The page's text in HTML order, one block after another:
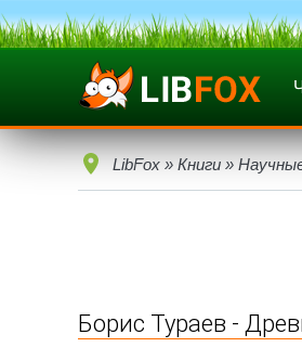
LibFox » Книги »
Борис Тураев -